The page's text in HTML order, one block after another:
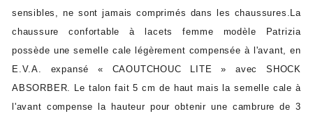
sensibles, ne sont jamais comprimés dans les chaussures.La
chaussure confortable à lacets femme modèle Patrizia
possède une semelle cale légèrement compensée à l'avant, en
E.V.A. expansé « CAOUTCHOUC LITE » avec SHOCK
ABSORBER. Le talon fait 5 cm de haut mais la semelle cale à
l'avant compense la hauteur pour obtenir une cambrure de 3